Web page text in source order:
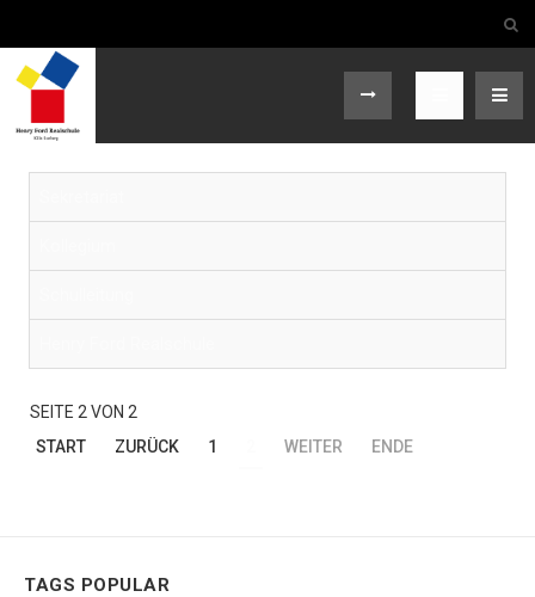
SEITE 2 VON 2
START
ZURÜCK 1 WEITER ENDE
TAGS POPULAR